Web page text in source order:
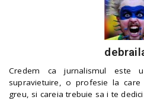
Credem ca jurnalismul
supravietuire, o profesie la
greu, si careia trebuie sa i te